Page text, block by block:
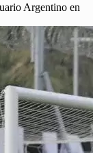
Argentino en